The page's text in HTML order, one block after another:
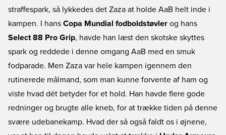
straffespark, så lykkedes det Zaza at holde AaB helt inde i
kampen. I hans Copa Mundial fodboldstøvler og hans
Select 88 Pro Grip, havde han læst den skotske skyttes
spark og reddede i denne omgang AaB med en smuk
fodparade. Men Zaza var hele kampen igennem den
rutinerede målmand, som man kunne forvente af ham og
viste hvad dét betyder for et hold. Han havde flere gode
redninger og brugte alle kneb, for at trække tiden på denne
svære udebanekamp. Hvad der så også faldt os i øjnene,